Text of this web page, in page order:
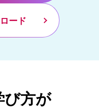
ード
び方が